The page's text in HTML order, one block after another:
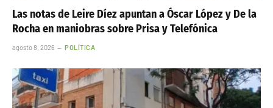
Las notas de Leire Díez apuntan a Óscar López y De la
Rocha en maniobras sobre Prisa y Telefónica
agosto 8, 2026 POLÍTICA